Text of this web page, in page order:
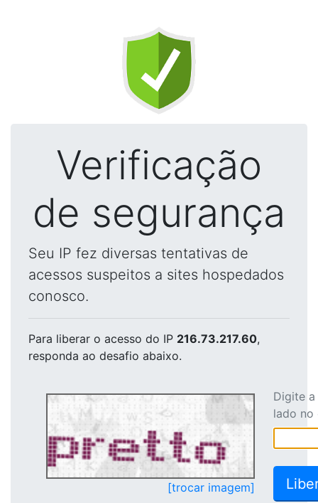
Verificação
de segurança
Seu IP fez diversas tentativas de
acessos suspeitos a sites hospedados
conosco.
Para liberar o acesso do IP 216.73.217.60,
responda ao desafio abaixo.
[trocar imagem]
Digite
lado no